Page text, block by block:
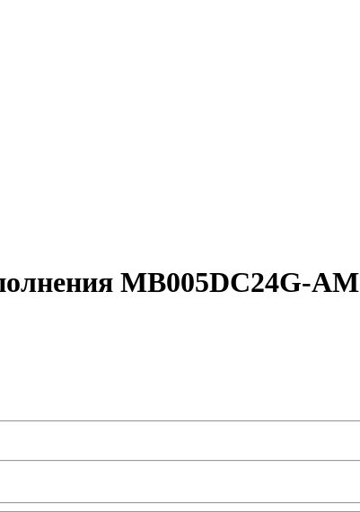
MB005DC24G-AM